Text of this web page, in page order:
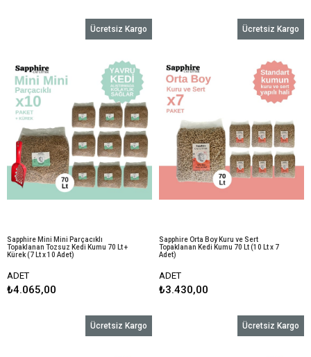
Sapphire Mini Mini Parçacıklı
Topaklanan Tozsuz Kedi Kumu 70 Lt +
Kürek (7 Lt x 10 Adet)
ADET
₺4.065,00
Ücretsiz Kargo
Sapphire Orta Boy Kuru ve Sert
Topaklanan Kedi Kumu 70 Lt (10 Lt x 7
Adet)
ADET
₺3.430,00
Ücretsiz Kargo
Ücretsiz Kargo Ücretsiz Kargo